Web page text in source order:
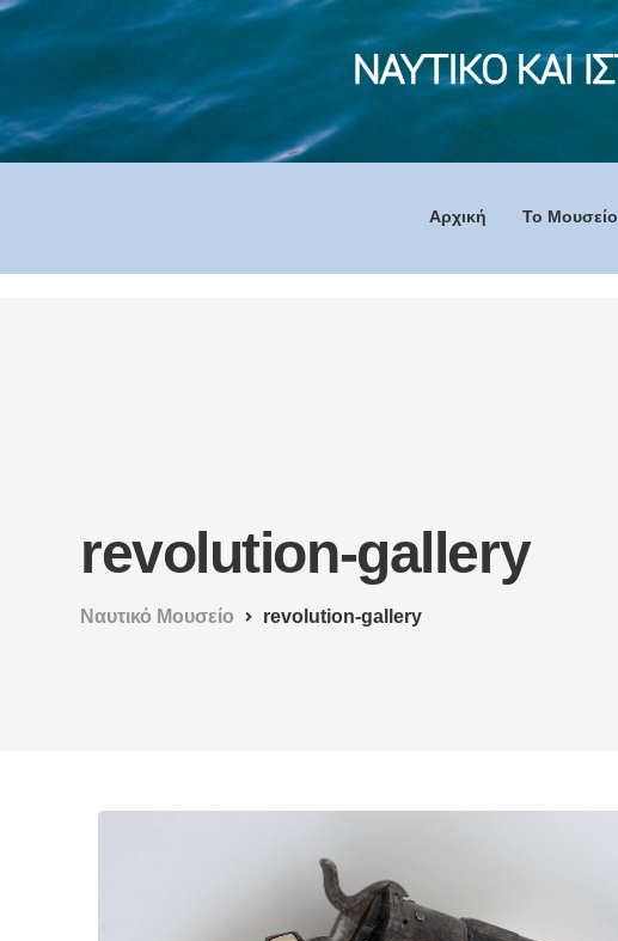
Αρχική Το Mουσείο
revolution-gallery
Ναυτικό Μουσείο revolution-gallery